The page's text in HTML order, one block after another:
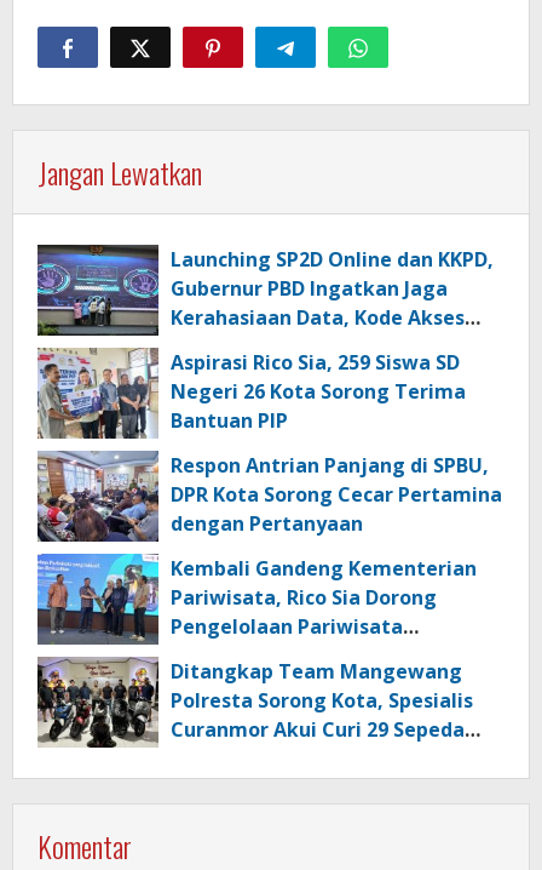
Jangan Lewatkan
Launching SP2D Online dan KKPD,
Gubernur PBD Ingatkan Jaga
Kerahasiaan Data, Kode Akses
Aspirasi Rico Sia, 259 Siswa SD
Negeri 26 Kota Sorong Terima
Bantuan PIP
Respon Antrian Panjang di SPBU,
DPR Kota Sorong Cecar Pertamina
dengan Pertanyaan
Kembali Gandeng Kementerian
Pariwisata, Rico Sia Dorong
Pengelolaan Pariwisata
Ditangkap Team Mangewang
Polresta Sorong Kota, Spesialis
Curanmor Akui Curi 29 Sepeda
Komentar